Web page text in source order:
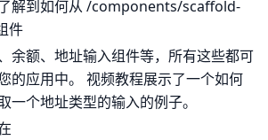
解到如何从 /components/scaffold-
件
余额、地址输入组件等，所有这些都可
的应用中。 视频教程展示了一个如何
一个地址类型的输入的例子。